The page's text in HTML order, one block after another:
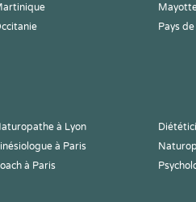
Pays
à Lyon
à Paris
à Paris